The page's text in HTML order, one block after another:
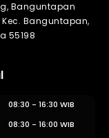
Banguntapan
Banguntapan,
55198
08:30 - 16:30 WIB
08:30 - 16:00 WIB